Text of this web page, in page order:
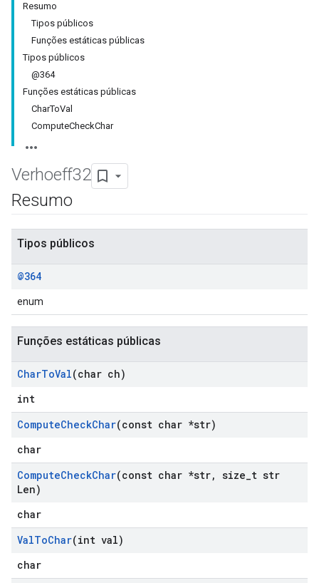
Resumo
Tipos públicos
Funções estáticas públicas
Tipos públicos
@364
Funções estáticas públicas
CharToVal
ComputeCheckChar
Verhoeff32
Resumo
Tipos públicos
@364
enum
Funções estáticas públicas
CharToVal(char ch)
int
ComputeCheckChar(const char *str)
char
ComputeCheckChar(const char *str, size t str
Len)
char
ValToChar(int val)
char